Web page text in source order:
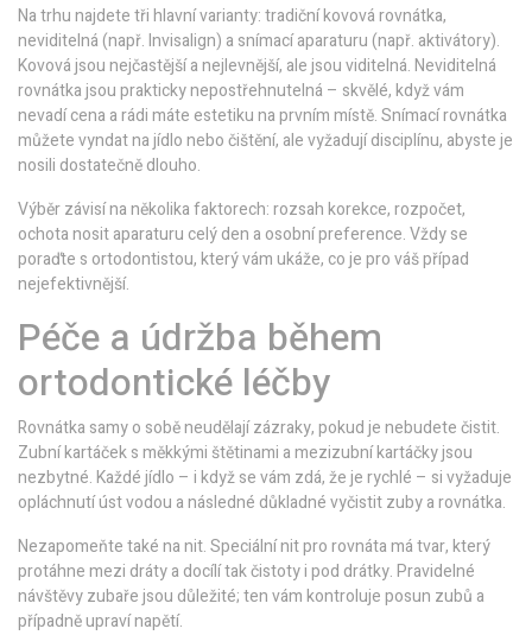
Na trhu najdete tři hlavní varianty: tradiční kovová rovnátka,
neviditelná (např. Invisalign) a snímací aparaturu (např. aktivátory).
Kovová jsou nejčastější a nejlevnější, ale jsou viditelná. Neviditelná
rovnátka jsou prakticky nepostřehnutelná – skvělé, když vám
nevadí cena a rádi máte estetiku na prvním místě. Snímací rovnátka
můžete vyndat na jídlo nebo čištění, ale vyžadují disciplínu, abyste je
nosili dostatečně dlouho.
Výběr závisí na několika faktorech: rozsah korekce, rozpočet,
ochota nosit aparaturu celý den a osobní preference. Vždy se
poraďte s ortodontistou, který vám ukáže, co je pro váš případ
nejefektivnější.
Péče a údržba během
ortodontické léčby
Rovnátka samy o sobě neudělají zázraky, pokud je nebudete čistit.
Zubní kartáček s měkkými štětinami a mezizubní kartáčky jsou
nezbytné. Každé jídlo – i když se vám zdá, že je rychlé – si vyžaduje
opláchnutí úst vodou a následné důkladné vyčistit zuby a rovnátka.
Nezapomeňte také na nit. Speciální nit pro rovnáta má tvar, který
protáhne mezi dráty a docílí tak čistoty i pod drátky. Pravidelné
návštěvy zubaře jsou důležité; ten vám kontroluje posun zubů a
případně upraví napětí.